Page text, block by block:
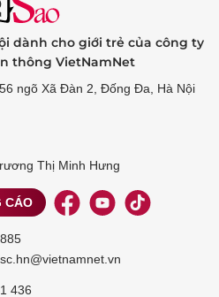
dành cho giới trẻ của công ty
thông VietNamNet
ngõ Xã Đàn 2, Đống Đa, Hà Nội
Thị Minh Hưng
CÁO
436